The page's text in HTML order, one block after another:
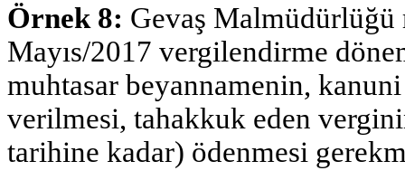
Örnek 8: Gevaş
Mayıs/2017 vergilendirme
muhtasar beyannamenin,
verilmesi, tahakkuk eden
tarihine kadar) ödenmesi